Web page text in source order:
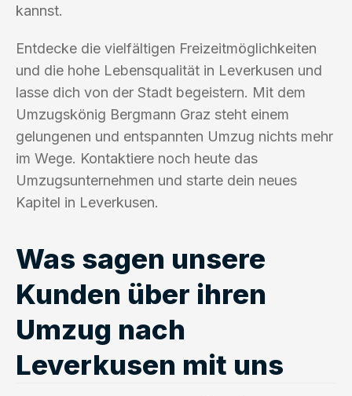
kannst.
Entdecke die vielfältigen Freizeitmöglichkeiten
und die hohe Lebensqualität in Leverkusen und
lasse dich von der Stadt begeistern. Mit dem
Umzugskönig Bergmann Graz steht einem
gelungenen und entspannten Umzug nichts mehr
im Wege. Kontaktiere noch heute das
Umzugsunternehmen und starte dein neues
Kapitel in Leverkusen.
Was sagen unsere
Kunden über ihren
Umzug nach
Leverkusen mit uns